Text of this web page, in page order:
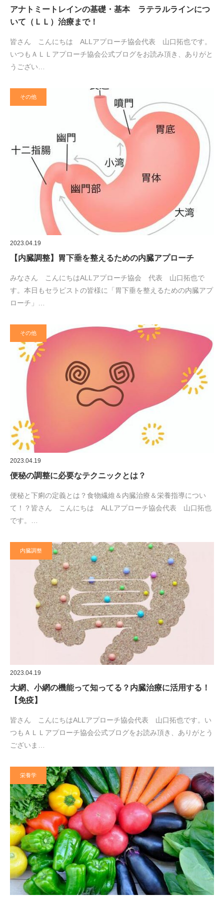
アナトミートレインの基礎・基本 ラテラルラインにつ
いて（ＬＬ）治療まで！
皆さん こんにちは ALLアプローチ協会代表 山口拓也です。
いつもＡＬＬアプローチ協会公式ブログをお読み頂き、ありがと
うござい…
その他
2023.04.19
【内臓調整】胃下垂を整えるための内臓アプローチ
みなさん こんにちはALLアプローチ協会 代表 山口拓也で
す。本日もセラピストの皆様に「胃下垂を整えるための内臓アプ
ローチ」…
その他
2023.04.19
便秘の調整に必要なテクニックとは？
便秘と下痢の定義とは？食物繊維＆内臓治療＆栄養指導につい
て！？皆さん こんにちは ALLアプローチ協会代表 山口拓也
です。…
内臓調整
2023.04.19
大網、小網の機能って知ってる？内臓治療に活用する！
【免疫】
皆さん こんにちはALLアプローチ協会代表 山口拓也です。い
つもＡＬＬアプローチ協会公式ブログをお読み頂き、ありがとう
ございま…
栄養学